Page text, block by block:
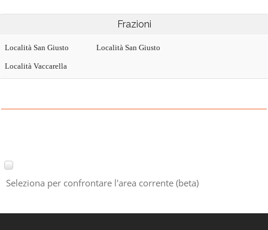
Frazioni
Località San Giusto Località San Giusto
Località Vaccarella
Seleziona per confrontare l'area corrente (beta)